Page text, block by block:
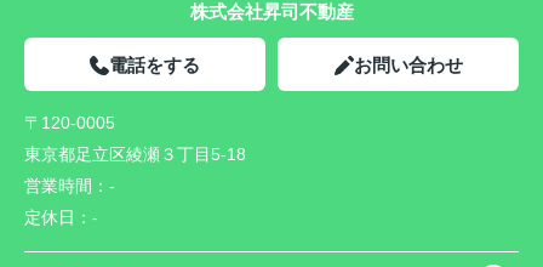
株式会社昇司不動産
電話をする お問い合わせ
〒120-0005
東京都足立区綾瀬３丁目5-18
営業時間： -
定休日： -